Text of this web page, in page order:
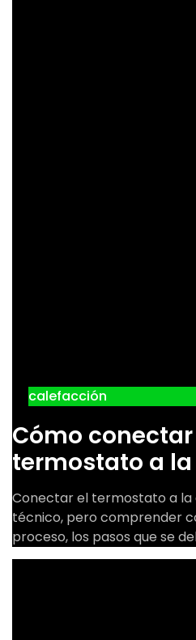
calefacción
Cómo conectar
termostato a
Conectar el termostato a la
técnico, pero comprender
proceso, los pasos que se